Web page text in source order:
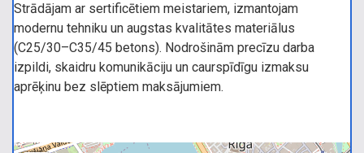
Strādājam ar sertificētiem meistariem, izmantojam
modernu tehniku un augstas kvalitātes materiālus
(C25/30–C35/45 betons). Nodrošinām precīzu darba
izpildi, skaidru komunikāciju un caurspīdīgu izmaksu
aprēķinu bez slēptiem maksājumiem.